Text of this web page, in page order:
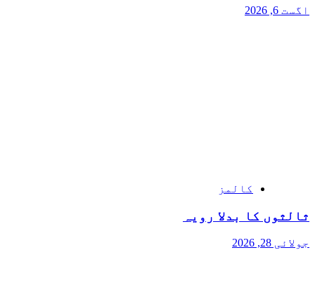
اگست 6, 2026
کالمز
ثالثوں کا بدلا رویہ
جولائی 28, 2026